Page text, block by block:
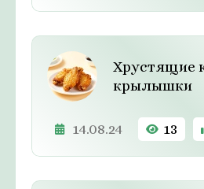
Хрустящие
крылышки
14.08.24 13